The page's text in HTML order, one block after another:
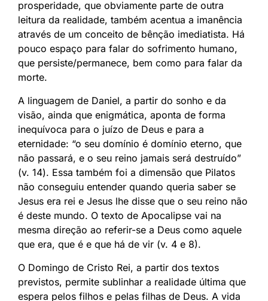
prosperidade, que obviamente parte de outra
leitura da realidade, também acentua a imanência
através de um conceito de bênção imediatista. Há
pouco espaço para falar do sofrimento humano,
que persiste/permanece, bem como para falar da
morte.
A linguagem de Daniel, a partir do sonho e da
visão, ainda que enigmática, aponta de forma
inequívoca para o juízo de Deus e para a
eternidade: “o seu domínio é domínio eterno, que
não passará, e o seu reino jamais será destruído”
(v. 14). Essa também foi a dimensão que Pilatos
não conseguiu entender quando queria saber se
Jesus era rei e Jesus lhe disse que o seu reino não
é deste mundo. O texto de Apocalipse vai na
mesma direção ao referir-se a Deus como aquele
que era, que é e que há de vir (v. 4 e 8).
O Domingo de Cristo Rei, a partir dos textos
previstos, permite sublinhar a realidade última que
espera pelos filhos e pelas filhas de Deus. A vida